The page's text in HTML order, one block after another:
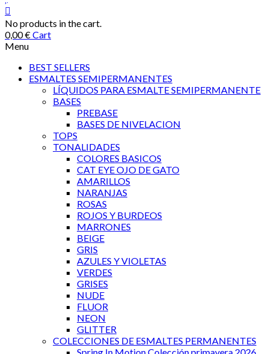
No products in the cart.
0,00€Cart
Menu
BEST SELLERS
ESMALTES SEMIPERMANENTES
LÍQUIDOS PARA ESMALTE SEMIPERMANENTE
BASES
PREBASE
BASES DE NIVELACION
TOPS
TONALIDADES
COLORES BASICOS
CAT EYE OJO DE GATO
AMARILLOS
NARANJAS
ROSAS
ROJOS Y BURDEOS
MARRONES
BEIGE
GRIS
AZULES Y VIOLETAS
VERDES
GRISES
NUDE
FLUOR
NEON
GLITTER
COLECCIONES DE ESMALTES PERMANENTES